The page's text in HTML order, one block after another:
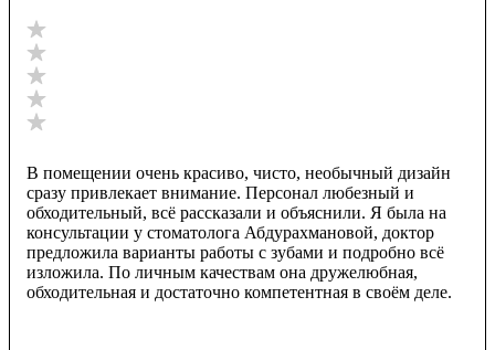
В помещении очень красиво, чисто, необычный дизайн
сразу привлекает внимание. Персонал любезный и
обходительный, всё рассказали и объяснили. Я была на
консультации у стоматолога Абдурахмановой, доктор
предложила варианты работы с зубами и подробно всё
изложила. По личным качествам она дружелюбная,
обходительная и достаточно компетентная в своём деле.